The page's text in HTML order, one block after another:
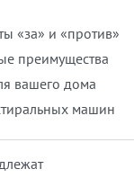
«за» и «против»
преимущества
вашего дома
машин